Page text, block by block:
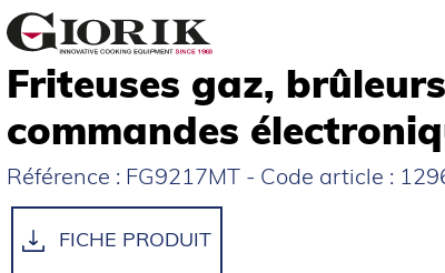
Friteuses gaz,
commandes
Référence : FG9217MT - Code article :
FICHE PRODUIT